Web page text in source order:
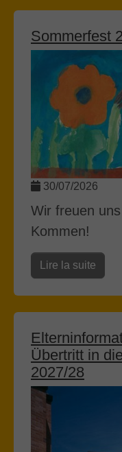
Sommerfest
30/07/2026
Wir freuen
Kommen!
Lire la suite
Übertritt in
2027/28